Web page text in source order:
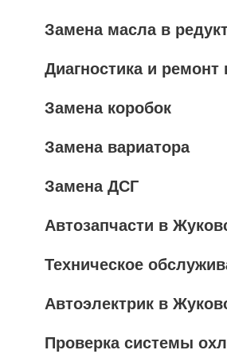
Замена масла в
Диагностика и ремонт
Замена коробок
Замена вариатора
Замена ДСГ
Автозапчасти в
Техническое
Автоэлектрик в
Проверка системы